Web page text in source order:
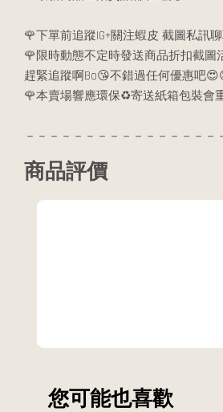
🌹下單前追蹤IG+關注蝦皮 截圖私訊
🌹限時動態不定時發送商品折扣截圖
趕緊追蹤啊Bo😘不錯過任何優惠吧
🌹本賣場響應環保♻️寄送紙箱包裝會
－－－－－－－－－－－－－－－－
商品評價
您可能也喜歡